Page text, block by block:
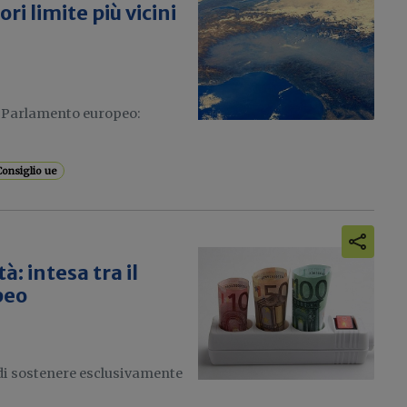
limite più vicini
europeo:
ue
intesa tra il
sostenere esclusivamente